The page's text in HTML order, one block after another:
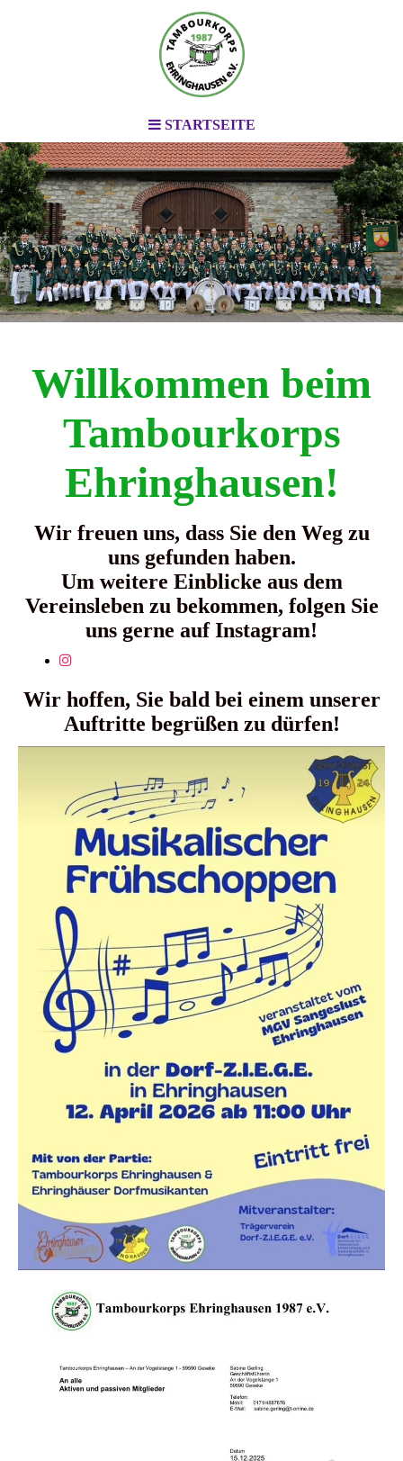
STARTSEITE
.
.
.
Willkommen beim
Tambourkorps
Ehringhausen!
Wir freuen uns, dass Sie den Weg zu
uns gefunden haben.
Um weitere Einblicke aus dem
Vereinsleben zu bekommen, folgen Sie
uns gerne auf Instagram!
Wir hoffen, Sie bald bei einem unserer
Auftritte begrüßen zu dürfen!